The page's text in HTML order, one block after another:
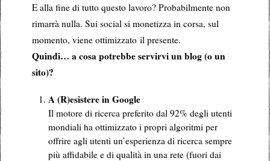
E alla fine di tutto questo lavoro? Probabilmente non
rimarrà nulla. Sui social si monetizza in corsa, sul
momento, viene ottimizzato il presente.
Quindi… a cosa potrebbe servirvi un blog (o un
sito)?
A (R)esistere in Google
Il motore di ricerca preferito dal 92% degli utenti
mondiali ha ottimizzato i propri algoritmi per
offrire agli utenti un’esperienza di ricerca sempre
più affidabile e di qualità in una rete (fuori dai